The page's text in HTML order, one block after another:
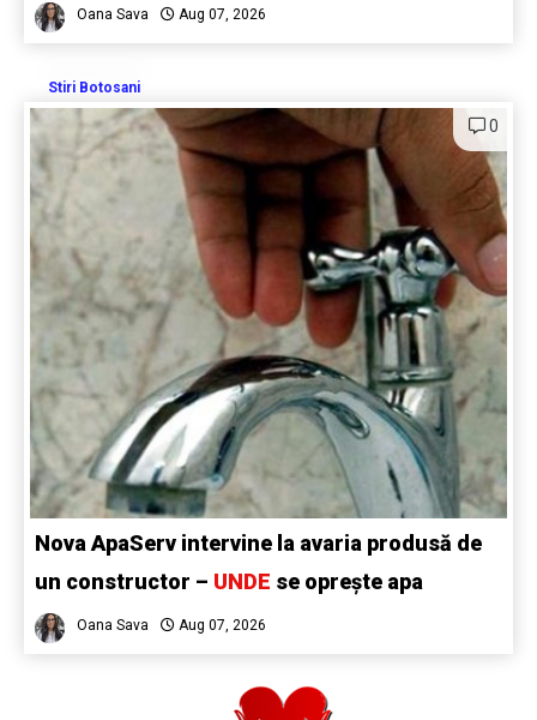
Oana Sava Aug 07, 2026
Stiri Botosani
0
Nova ApaServ intervine la avaria produsă de
un constructor – UNDE se oprește apa
Oana Sava Aug 07, 2026